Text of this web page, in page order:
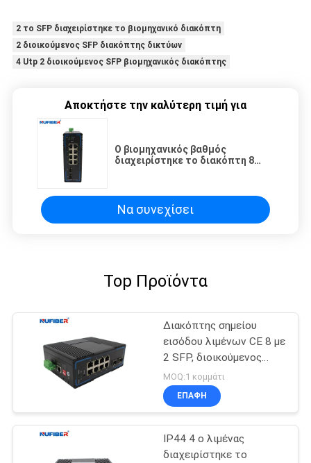
2 το SFP διαχειρίστηκε το βιομηχανικό διακόπτη
2 διοικούμενος SFP διακόπτης δικτύων
4 Utp 2 διοικούμενος SFP βιομηχανικός διακόπτης
Αποκτήστε την καλύτερη τιμή για
Ο βιομηχανικός βαθμός
διαχειρίστηκε το διακόπτη 8
τοποθετούν 24V
Να συνεχίσει
Top Προϊόντα
Διακόπτης σημείου
εισόδου λιμένων CE 8 με
2 SFP, διοικούμενος
διακόπτης Gigabit
Ethernet 8 λιμένων
MOQ:1 κομμάτι
ΕΠΑΦΉ
IP44 4 ο λιμένας
διαχειρίστηκε το